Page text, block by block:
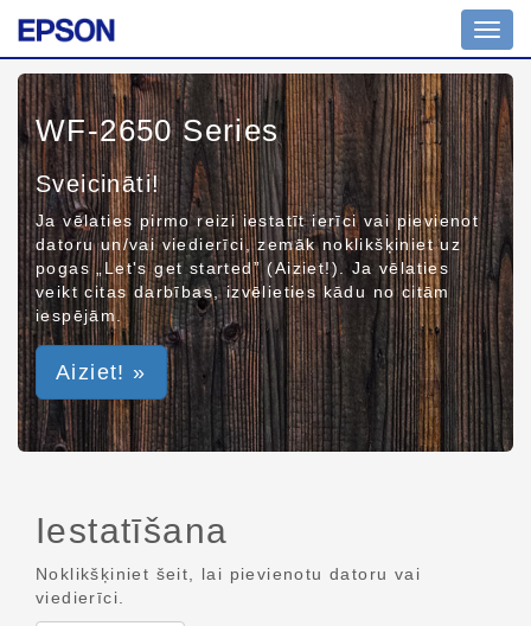
WF-2650 Series
Sveicināti!
Ja vēlaties pirmo reizi iestatīt ierīci vai pievienot
datoru un/vai viedierīci, zemāk noklikšķiniet uz
pogas „Let's get started” (Aiziet!). Ja vēlaties
veikt citas darbības, izvēlieties kādu no citām
iespējām.
Aiziet! »
Iestatīšana
Noklikšķiniet šeit, lai pievienotu datoru vai
viedierīci.